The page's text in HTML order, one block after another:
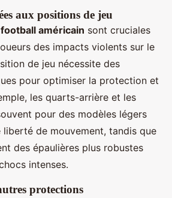
aux positions de jeu
américain sont cruciales
des impacts violents sur le
de jeu nécessite des
pour optimiser la protection et
les quarts-arrière et les
pour des modèles légers
de mouvement, tandis que
des épaulières plus robustes
intenses.
protections